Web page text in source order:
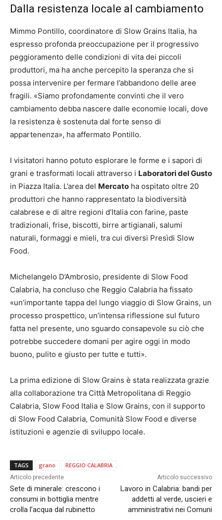
Dalla resistenza locale al cambiamento
Mimmo Pontillo, coordinatore di Slow Grains Italia, ha
espresso profonda preoccupazione per il progressivo
peggioramento delle condizioni di vita dei piccoli
produttori, ma ha anche percepito la speranza che si
possa intervenire per fermare l’abbandono delle aree
fragili. «Siamo profondamente convinti che il vero
cambiamento debba nascere dalle economie locali, dove
la resistenza è sostenuta dal forte senso di
appartenenza», ha affermato Pontillo.
I visitatori hanno potuto esplorare le forme e i sapori di
grani e trasformati locali attraverso i Laboratori del Gusto
in Piazza Italia. L’area del Mercato ha ospitato oltre 20
produttori che hanno rappresentato la biodiversità
calabrese e di altre regioni d’Italia con farine, paste
tradizionali, frise, biscotti, birre artigianali, salumi
naturali, formaggi e mieli, tra cui diversi Presìdi Slow
Food.
Michelangelo D’Ambrosio, presidente di Slow Food
Calabria, ha concluso che Reggio Calabria ha fissato
«un’importante tappa del lungo viaggio di Slow Grains, un
processo prospettico, un’intensa riflessione sul futuro
fatta nel presente, uno sguardo consapevole su ciò che
potrebbe succedere domani per agire oggi in modo
buono, pulito e giusto per tutte e tutti».
La prima edizione di Slow Grains è stata realizzata grazie
alla collaborazione tra Città Metropolitana di Reggio
Calabria, Slow Food Italia e Slow Grains, con il supporto
di Slow Food Calabria, Comunità Slow Food e diverse
istituzioni e agenzie di sviluppo locale.
TAGS grano REGGIO CALABRIA
Articolo precedente
Sete di minerale: crescono i
consumi in bottiglia mentre
crolla l’acqua dal rubinetto
Articolo successivo
Lavoro in Calabria: bandi per
addetti al verde, uscieri e
amministrativi nei Comuni